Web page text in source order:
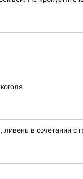
в сочетании с